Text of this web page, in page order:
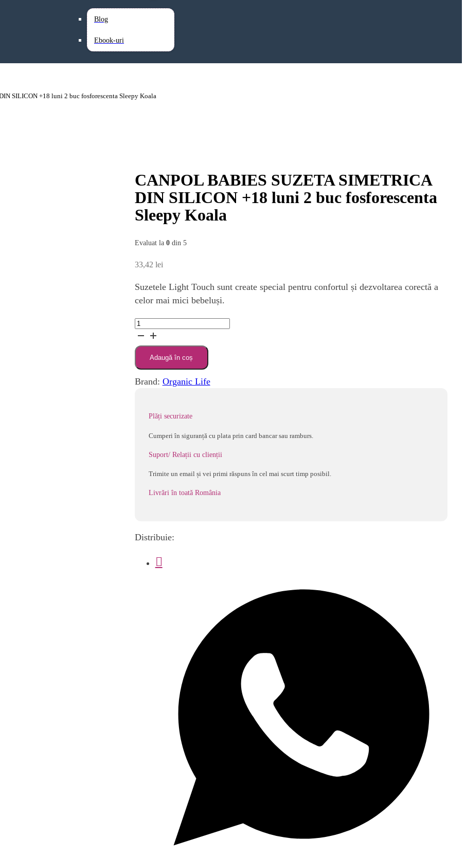
Blog
Ebook-uri
SILICON +18 luni 2 buc fosforescenta Sleepy Koala
CANPOL BABIES SUZETA SIMETRICA
DIN SILICON +18 luni 2 buc fosforescenta
Sleepy Koala
Evaluat la 0din 5
33,42 lei
Suzetele Light Touch sunt create special pentru confortul și dezvoltarea corectă a
celor mai mici bebeluși.
Cantitate
CANPOL
BABIES
SUZETA
SIMETRICA
fosforescenta
Koala
Adaugă în coș
Brand: Organic Life
Plăți securizate
Cumperi în siguranță cu plata prin card bancar sau ramburs.
Suport/ Relații cu clienții
Trimite un email și vei primi răspuns în cel mai scurt timp posibil.
Livrări în toată România
Distribuie: